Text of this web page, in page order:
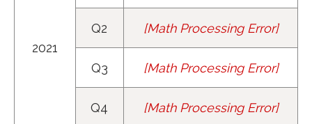
2021
Q2 [Math Processing Error]
y14=190
Q3 [Math Processing Error]
y15=242
Q4 [Math Processing Error]
y16=199